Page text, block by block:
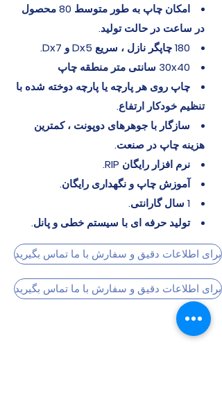
امکان چاپ به طور متوسط 80 محصول
در ساعت در حالت تولید.
180 چاپگر نازل ، سریع Dx5 و Dx7.
30x40 سانتی متر منطقه چاپ
چاپ روی هر پارچه یا پارچه دوخته شده با
تنظیم خودکار ارتفاع.
سازگار با جوهرهای دوپونت ، کمترین
هزینه چاپ در صنعت.
نرم افزار رایگان RIP.
آموزش چاپ و نگهداری رایگان.
1 سال گارانتی.
تولید حرفه ای با سیستم خطی و پانل.
برای اطلاعات دقیق و سفارش با ما تماس بگیرید
برای اطلاعات دقیق و سفارش با ما تماس بگیرید